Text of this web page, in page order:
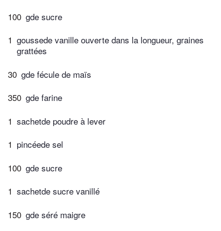
100 gde sucre
1 goussede vanille ouverte dans la longueur, graines
grattées
30 gde fécule de maïs
350 gde farine
1 sachetde poudre à lever
1 pincéede sel
100 gde sucre
1 sachetde sucre vanillé
150 gde séré maigre